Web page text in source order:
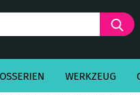
WERKZEUG